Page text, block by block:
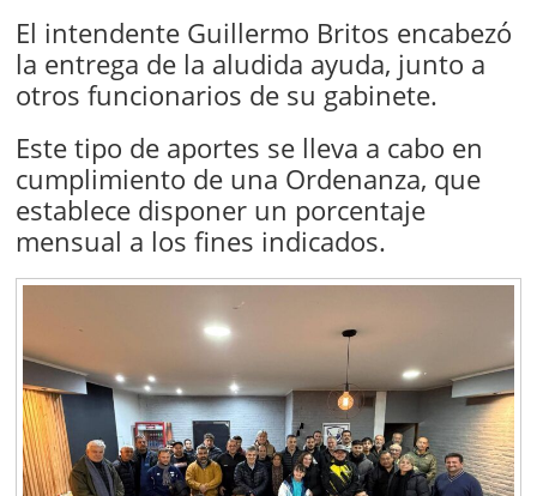
El intendente Guillermo Britos encabezó
la entrega de la aludida ayuda, junto a
otros funcionarios de su gabinete.
Este tipo de aportes se lleva a cabo en
cumplimiento de una Ordenanza, que
establece disponer un porcentaje
mensual a los fines indicados.